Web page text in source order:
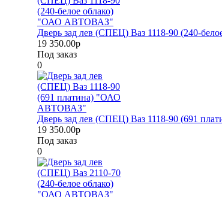
Дверь зад лев (СПЕЦ) Ваз 1118-90 (240-
19 350.00р
Под заказ
0
Дверь зад лев (СПЕЦ) Ваз 1118-90 (691
19 350.00р
Под заказ
0